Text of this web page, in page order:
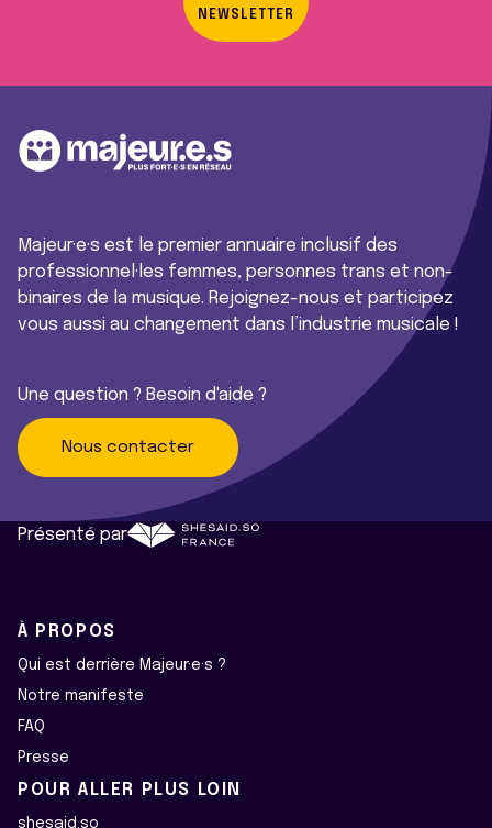
NEWSLETTER
Majeur·e·s est le premier annuaire inclusif des
professionnel·les femmes, personnes trans et non-
binaires de la musique. Rejoignez-nous et participez
vous aussi au changement dans l’industrie musicale !
Une question ? Besoin d'aide ?
Nous contacter
Présenté par
À PROPOS
Qui est derrière Majeur·e·s ?
Notre manifeste
FAQ
Presse
POUR ALLER PLUS LOIN
shesaid.so